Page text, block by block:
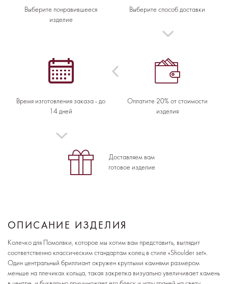
Выберите понравившееся
изделие
Выберите способ доставки
Оплатите 20% от стоимости
изделия
Время изготовления заказа - до
14 дней
Доставляем вам
готовое изделие
ОПИСАНИЕ ИЗДЕЛИЯ
Колечко для Помолвки, которое мы хотим вам представить, выглядит
соответственно классическим стандартам колец в стиле «Shoulder set».
Один центральный бриллиант окружен круглыми камнями размером
меньше на плечиках кольца, такая закрепка визуально увеличивает камень